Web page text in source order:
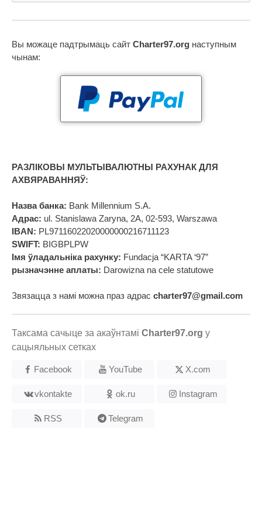
Вы можаце падтрымаць сайт Charter97.org наступным
чынам:
РАЗЛІКОВЫ МУЛЬТЫВАЛЮТНЫ РАХУНАК ДЛЯ
АХВЯРАВАННЯЎ:
Назва банка: Bank Millennium S.A.
Адрас: ul. Stanislawa Zaryna, 2A, 02-593, Warszawa
IBAN: PL97116022020000000216711123
SWIFT: BIGBPLPW
Імя ўладальніка рахунку: Fundacja “KARTA ‘97”
рызначэнне аплаты: Darowizna na cele statutowe
Звязацца з намі можна праз адрас charter97@gmail.com
Таксама сачыце за акаўнтамі Charter97.org у
сацыяльных сетках
Facebook YouTube X.com
vkontakte ok.ru Instagram
RSS Telegram